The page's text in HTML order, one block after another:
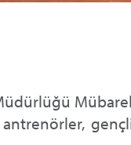
antrenörler,